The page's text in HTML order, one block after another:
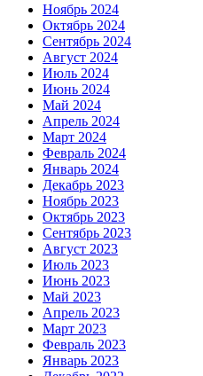
Ноябрь 2024
Октябрь 2024
Сентябрь 2024
Август 2024
Июль 2024
Июнь 2024
Май 2024
Апрель 2024
Март 2024
Февраль 2024
Январь 2024
Декабрь 2023
Ноябрь 2023
Октябрь 2023
Сентябрь 2023
Август 2023
Июль 2023
Июнь 2023
Май 2023
Апрель 2023
Март 2023
Февраль 2023
Январь 2023